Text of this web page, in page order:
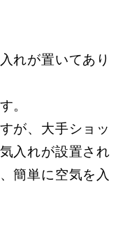
れが置いてあり
。
が、大手ショッ
入れが設置され
簡単に空気を入